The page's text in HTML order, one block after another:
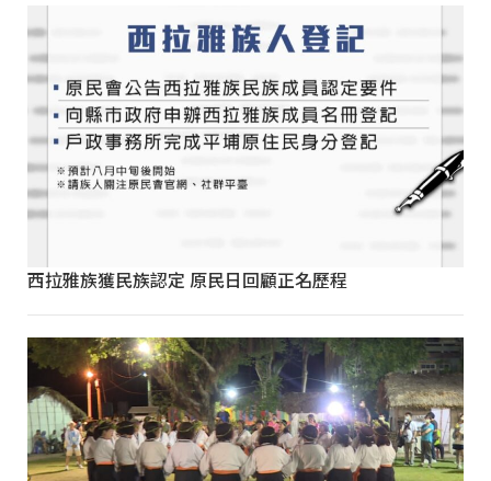
西拉雅族獲民族認定 原民日回顧正名歷程